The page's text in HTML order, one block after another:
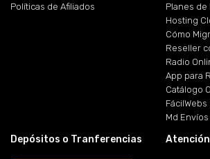
Políticas de Afiliados
Planes de
Hosting
Cómo
Reseller
Radio
App para
Catálogo
FácilWebs
Md Envíos
Depósitos o Tranferencias